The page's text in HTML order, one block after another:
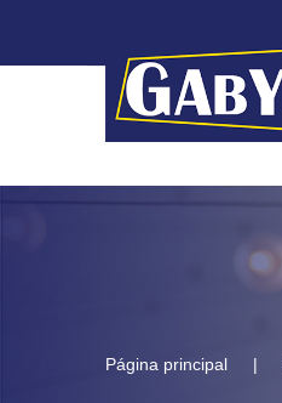
Página principal